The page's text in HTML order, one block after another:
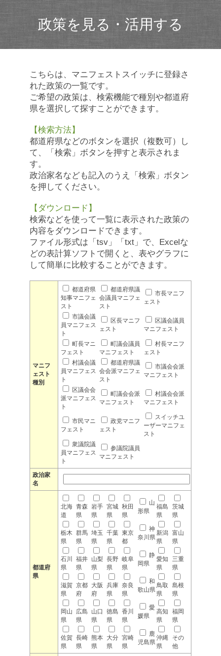
政策を見る・活用する
こちらは、マニフェストスイッチに登録さ
れた政策の一覧です。
ご希望の政策は、検索機能で種別や都道府
県を選択して探すことができます。
【検索方法】
都道府県などのボタンを選択（複数可）し
て、「検索」ボタンを押すと表示されま
す。
政治家名なども記入のうえ「検索」ボタン
を押してください。
【ダウンロード】
検索などを使って一覧に表示された政策の
内容をダウンロードできます。
ファイル形式は「tsv」「txt」で、Excelな
どの表計算ソフトで開くと、表やグラフに
して簡単に比較することができます。
マニフ
ェスト
種別
都道府県
知事マニフェ
スト
都道府県議
会議員マニフェ
スト
市長マニフ
ェスト
市議会議
員マニフェス
ト
区長マニフ
ェスト
区議会議員
マニフェスト
町長マニ
フェスト
町議会議員
マニフェスト
村長マニフ
ェスト
村議会議
員マニフェス
ト
都道府県議
会会派マニフェ
スト
市議会会派
マニフェスト
区議会会
派マニフェス
ト
町議会会派
マニフェスト
村議会会派
マニフェスト
市民マニ
フェスト
政党マニフ
ェスト
スイッチユ
ーザーマニフェ
スト
衆議院議
員マニフェス
ト
参議院議員
マニフェスト
政治家
名
都道府
県
北海
道
青森
県
岩手
県
宮城
県
秋田
県
山
形県
福島
県
茨城
県
栃木
県
群馬
県
埼玉
県
千葉
県
東京
都
神
奈川県
新潟
県
富山
県
石川
県
福井
県
山梨
県
長野
県
岐阜
県
静
岡県
愛知
県
三重
県
滋賀
県
京都
府
大阪
府
兵庫
県
奈良
県
和
歌山県
鳥取
県
島根
県
岡山
県
広島
県
山口
県
徳島
県
香川
県
愛
媛県
高知
県
福岡
県
佐賀
県
長崎
県
熊本
県
大分
県
宮崎
県
鹿
児島県
沖縄
県
その
他